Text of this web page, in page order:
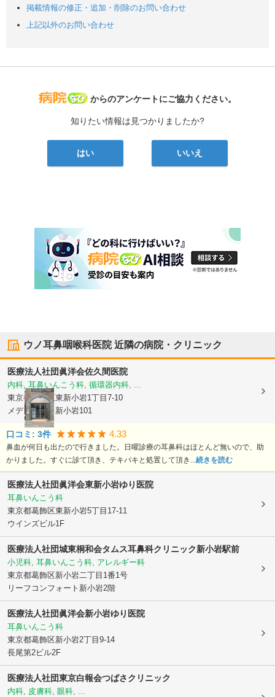
掲載情報の修正・追加・削除のお問い合わせ
上記以外のお問い合わせ
病院なび
からのアンケートにご協力ください。
知りたい情報は見つかりましたか?
はい いいえ
ウノ耳鼻咽喉科医院近隣の病院・クリニック
医療法人社団眞洋会佐久間医院
内科, 耳鼻いんこう科, 循環器内科, ...
東京都葛飾区東新小岩1丁目7-10
メディパーク新小岩101
口コミ: 3件 4.33
鼻血が何日も出たので行きました。日曜診療の耳鼻科はほとんど無いので、助
かりました。すぐに診て頂き、テキパキと処置して頂き...続きを読む
医療法人社団眞洋会東新小岩ゆり医院
耳鼻いんこう科
東京都葛飾区東新小岩5丁目17-11
ウインズビル1F
医療法人社団城東桐和会タムス耳鼻科クリニック新小岩駅前
小児科, 耳鼻いんこう科, アレルギー科
東京都葛飾区新小岩二丁目1番1号
リーフコンフォート新小岩2階
医療法人社団眞洋会新小岩ゆり医院
耳鼻いんこう科
東京都葛飾区新小岩2丁目9-14
長尾第2ビル2F
医療法人社団東京白報会つばさクリニック
内科, 皮膚科, 眼科, ...